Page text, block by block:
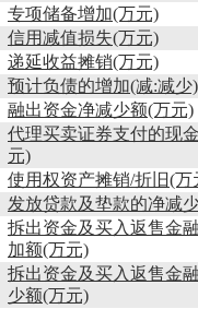
专项储备增加(万元)
信用减值损失(万元)
递延收益摊销(万元)
预计负债的增加(减:减少
融出资金净减少额(万元)
代理买卖证券支付的现
元)
使用权资产摊销/折旧(万
发放贷款及垫款的净减
拆出资金及买入返售金
加额(万元)
拆出资金及买入返售金
少额(万元)